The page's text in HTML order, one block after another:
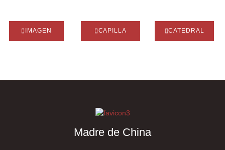
IMAGEN CAPILLA CATEDRAL
Madre de China